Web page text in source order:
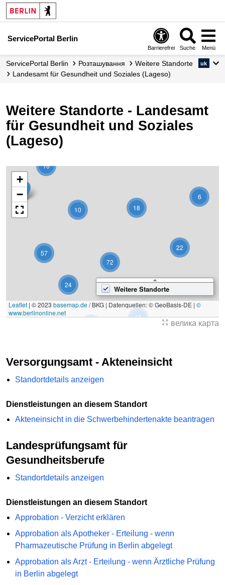
ServicePortal Berlin
Barrierefrei Suche Menü
ServicePortal Berlin Розташування
Weitere Standorte
Landesamt für Gesundheit und Soziales (Lageso)
uk
Weitere Standorte - Landesamt
für Gesundheit und Soziales
(Lageso)
10
16
6
22
18
12
57
72
24
+
−
Weitere Standorte
Leaflet | © 2023 basemap.de/ BKG | Datenquellen: © GeoBasis-DE | ©
www.berlinonline.net
велика карта
Versorgungsamt - Akteneinsicht
Standortdetails anzeigen
Dienstleistungen an diesem Standort
Akteneinsicht in die Schwerbehindertenakte beantragen
Landesprüfungsamt für
Gesundheitsberufe
Standortdetails anzeigen
Dienstleistungen an diesem Standort
Approbation - Verzicht erklären
Approbation als Apotheker - Erteilung - wenn
Pharmazeutische Prüfung in Berlin abgelegt
Approbation als Arzt - Erteilung - wenn Ärztliche Prüfung
in Berlin abgelegt